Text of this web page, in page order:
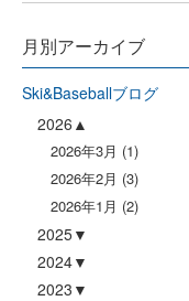
月別アーカイブ
Ski&Baseballブログ
2026
2026年3月 (1)
2026年2月 (3)
2026年1月 (2)
2025
2024
2023